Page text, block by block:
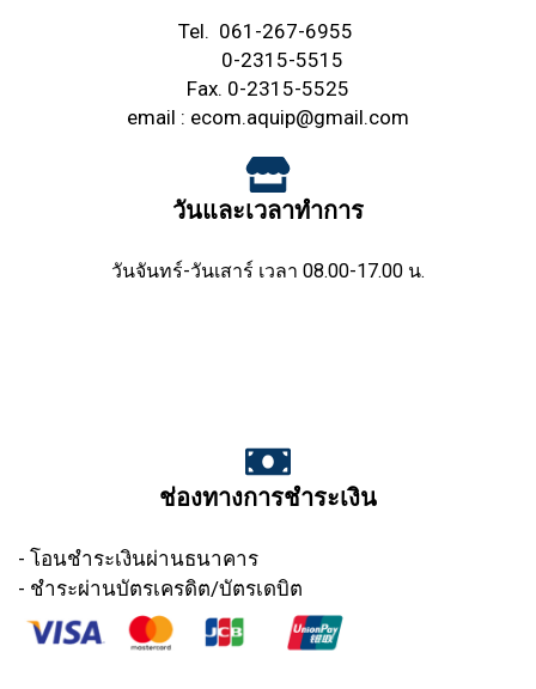
Tel. 061-267-6955
0-2315-5515
Fax. 0-2315-5525
email : ecom.aquip@gmail.com
วันและเวลาทำการ
วันจันทร์-วันเสาร์ เวลา 08.00-17.00 น.
ช่องทางการชำระเงิน
- โอนชำระเงินผ่านธนาคาร
- ชำระผ่านบัตรเครดิต/บัตรเดบิต